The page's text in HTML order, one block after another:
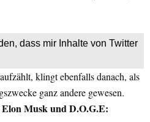
dass mir Inhalte von Twitter
klingt ebenfalls danach, als
ganz andere gewesen.
Musk und D.O.G.E: